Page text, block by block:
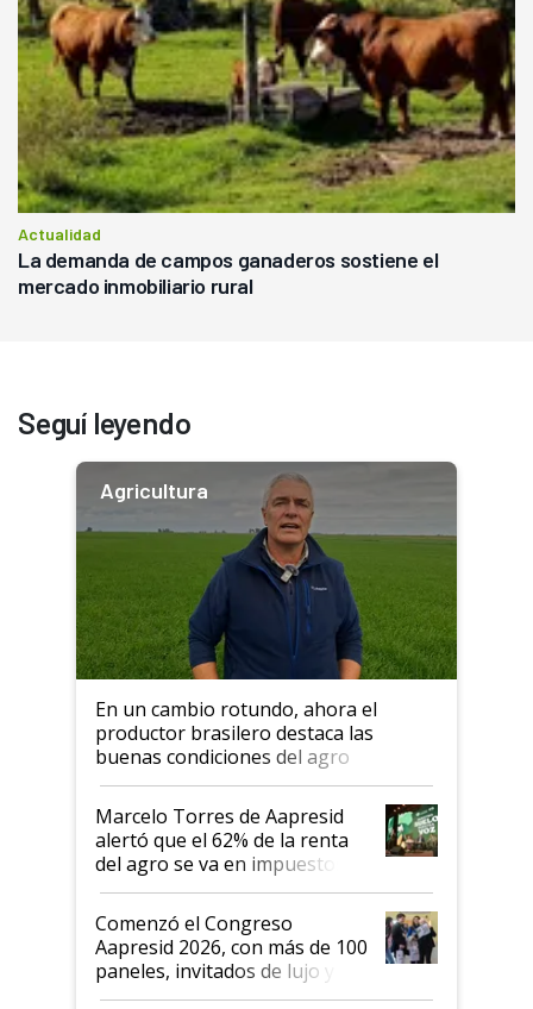
Actualidad
La demanda de campos ganaderos sostiene el
mercado inmobiliario rural
Seguí leyendo
Agricultura
En un cambio rotundo, ahora el
productor brasilero destaca las
buenas condiciones del agro
argentino para invertir: "Los veo
más motivados"
Marcelo Torres de Aapresid
alertó que el 62% de la renta
del agro se va en impuestos:
"No es bueno que en
Argentina se sigan discutiendo
las mismas cosas de hace 50
años"
Comenzó el Congreso
Aapresid 2026, con más de 100
paneles, invitados de lujo y
todas las tendencias